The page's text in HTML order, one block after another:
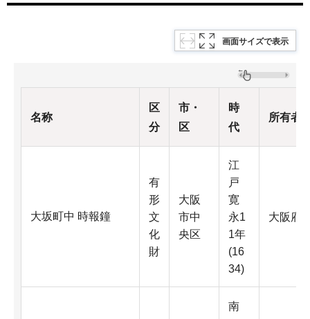
画面サイズで表示
名称
区
分
市・
区
時
代
所有者
大坂町中 時報鐘
有
形
文
化
財
大阪
市中
央区
江
戸
寛
永1
1年
(16
34)
大阪府
南